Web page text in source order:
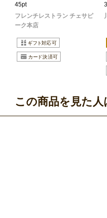
45pt
フレンチレストラン チェサピ
ーク本店
この商品を見た